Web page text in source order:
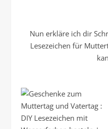
Nun erkläre ich dir
Lesezeichen für